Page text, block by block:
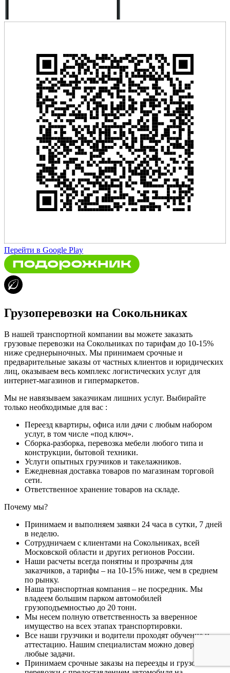
Перейти в Google Play
Грузоперевозки на Сокольниках
В нашей транспортной компании вы можете заказать
грузовые перевозки на Сокольниках по тарифам до 10-15%
ниже среднерыночных. Мы принимаем срочные и
предварительные заказы от частных клиентов и юридических
лиц, оказываем весь комплекс логистических услуг для
интернет-магазинов и гипермаркетов.
Мы не навязываем заказчикам лишних услуг. Выбирайте
только необходимые для вас :
Переезд квартиры, офиса или дачи с любым набором
услуг, в том числе «под ключ».
Сборка-разборка, перевозка мебели любого типа и
конструкции, бытовой техники.
Услуги опытных грузчиков и такелажников.
Ежедневная доставка товаров по магазинам торговой
сети.
Ответственное хранение товаров на складе.
Почему мы?
Принимаем и выполняем заявки 24 часа в сутки, 7 дней
в неделю.
Сотрудничаем с клиентами на Сокольниках, всей
Московской области и других регионов России.
Наши расчеты всегда понятны и прозрачны для
заказчиков, а тарифы – на 10-15% ниже, чем в среднем
по рынку.
Наша транспортная компания – не посредник. Мы
владеем большим парком автомобилей
грузоподъемностью до 20 тонн.
Мы несем полную ответственность за вверенное
имущество на всех этапах транспортировки.
Все наши грузчики и водители проходят обучение и
аттестацию. Нашим специалистам можно доверить
любые задачи.
Принимаем срочные заказы на переезды и грузовые